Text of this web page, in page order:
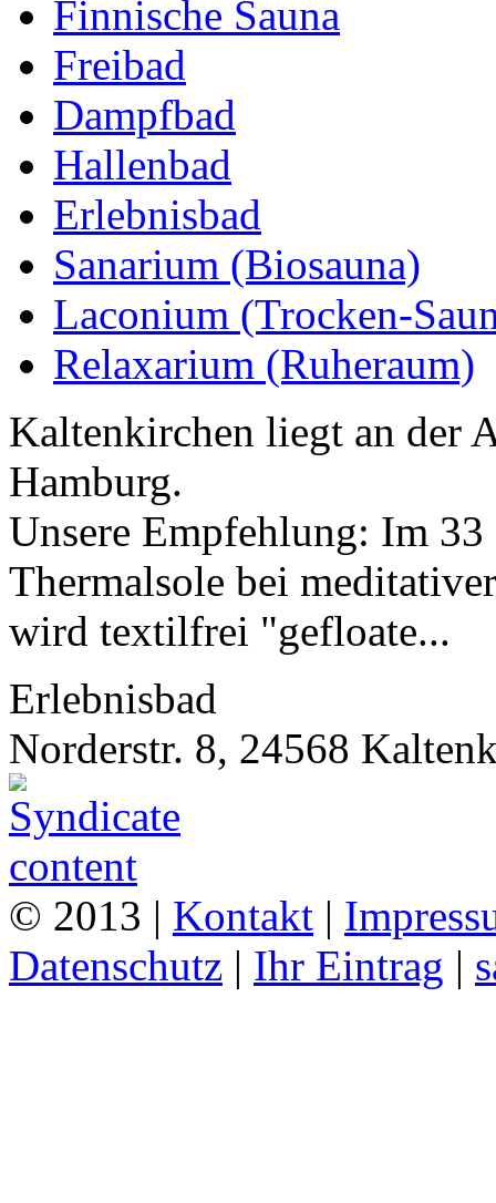
Finnische Sauna
Freibad
Dampfbad
Hallenbad
Erlebnisbad
Sanarium (Biosauna)
Laconium (Trocken-
Relaxarium (Ruheraum)
Kaltenkirchen liegt an der
Hamburg.
Unsere Empfehlung: Im
Thermalsole bei
wird textilfrei "gefloate...
Erlebnisbad
Norderstr. 8, 24568
© 2013 | Kontakt |
Datenschutz | Ihr Eintrag |